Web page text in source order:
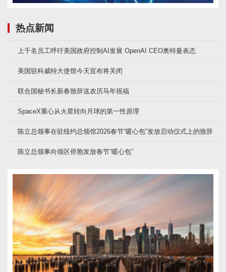
热点新闻
上千名员工呼吁美国政府控制AI发展 OpenAI CEO奥特曼表态
美国驻科威特大使馆今天宣布将关闭
联合国秘书长新春致辞送农历马年祝福
SpaceX重心从火星转向月球的第一性原理
陈立总领事在驻纽约总领馆2026春节“暖心包”发放启动仪式上的致辞
陈立总领事向领区侨胞发放春节“暖心包”